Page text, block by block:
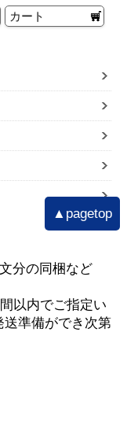
カート
分の同梱など
以内でご指定い
送準備ができ次第
▲pagetop